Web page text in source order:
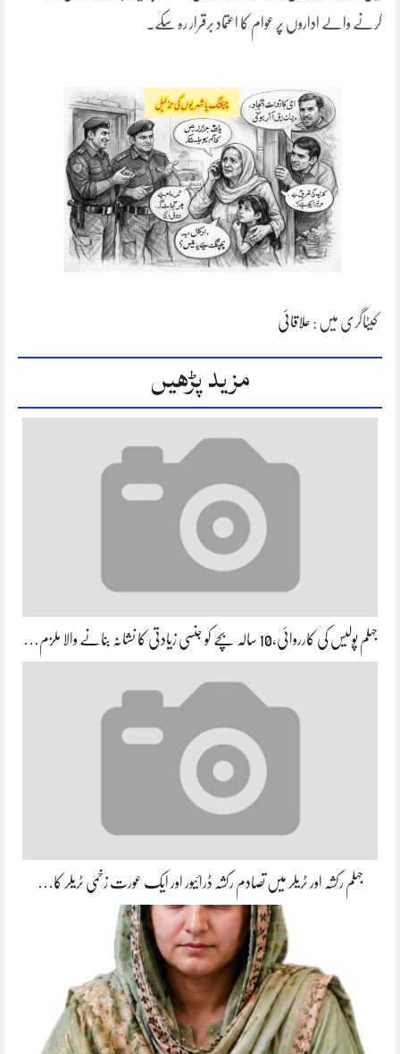
کرنے والے اداروں پر عوام کا اعتماد برقرار رہ سکے۔
کیٹاگری میں : علاقائی
مزید پڑھیں
جہلم پولیس کی کارروائی،10 سالہ بچے کو جنسی زیادتی کا نشانہ بنانے والا ملزم…
جہلم رکشہ اور ٹریلر میں تصادم رکشہ ڈرائیور اور ایک عورت زخمی ٹریلر کا…